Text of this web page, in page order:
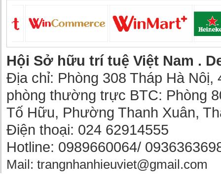
Hội Sở hữu trí tuệ Việt Nam .
Địa chỉ: Phòng 308 Tháp Hà Nôị,
phòng thường trực BTC: Phòng
Tố Hữu, Phường Thanh Xuân,
Điện thoại: 024 62914555
Hotline: 0989660064/
Mail: trangnhanhieuviet@gmail.com